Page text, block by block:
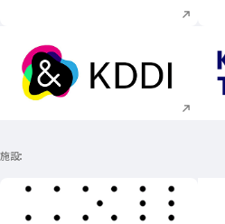
新規ウィンドウで開く
施設